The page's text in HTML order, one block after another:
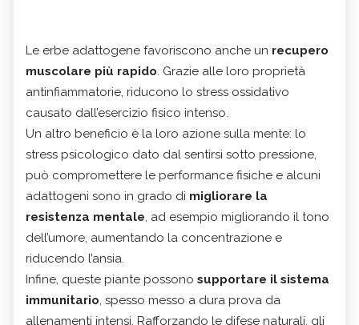
Le erbe adattogene favoriscono anche un recupero
muscolare più rapido . Grazie alle loro proprietà
antinfiammatorie, riducono lo stress ossidativo
causato dall’esercizio fisico intenso.
Un altro beneficio è la loro azione sulla mente: lo
stress psicologico dato dal sentirsi sotto pressione,
può compromettere le performance fisiche e alcuni
adattogeni sono in grado di migliorare la
resistenza mentale , ad esempio migliorando il tono
dell’umore, aumentando la concentrazione e
riducendo l’ansia.
Infine, queste piante possono supportare il sistema
immunitario , spesso messo a dura prova da
allenamenti intensi. Rafforzando le difese naturali, gli